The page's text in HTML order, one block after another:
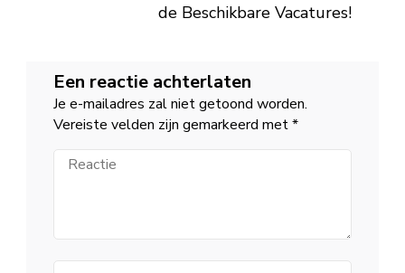
de Beschikbare Vacatures!
Een reactie achterlaten
Je e-mailadres zal niet getoond worden.
Vereiste velden zijn gemarkeerd met*
Reactie